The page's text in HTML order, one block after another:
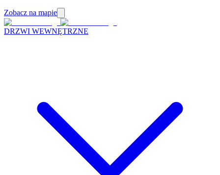
Zobacz na mapie
DRZWI WEWNĘTRZNE